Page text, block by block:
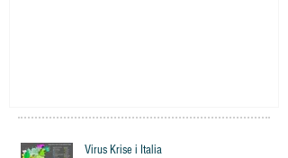
Virus Krise i Italia